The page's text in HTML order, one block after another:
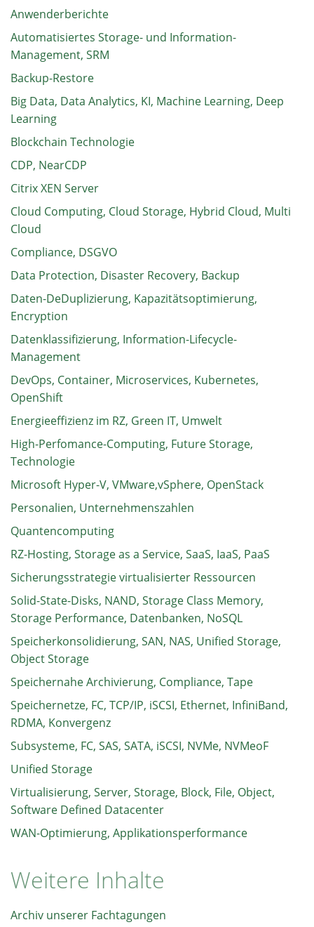
Anwenderberichte
Automatisiertes Storage- und Information-
Management, SRM
Backup-Restore
Big Data, Data Analytics, KI, Machine Learning, Deep
Learning
Blockchain Technologie
CDP, NearCDP
Citrix XEN Server
Cloud Computing, Cloud Storage, Hybrid Cloud, Multi
Cloud
Compliance, DSGVO
Data Protection, Disaster Recovery, Backup
Daten-DeDuplizierung, Kapazitätsoptimierung,
Encryption
Datenklassifizierung, Information-Lifecycle-
Management
DevOps, Container, Microservices, Kubernetes,
OpenShift
Energieeffizienz im RZ, Green IT, Umwelt
High-Perfomance-Computing, Future Storage,
Technologie
Microsoft Hyper-V, VMware,vSphere, OpenStack
Personalien, Unternehmenszahlen
Quantencomputing
RZ-Hosting, Storage as a Service, SaaS, IaaS, PaaS
Sicherungsstrategie virtualisierter Ressourcen
Solid-State-Disks, NAND, Storage Class Memory,
Storage Performance, Datenbanken, NoSQL
Speicherkonsolidierung, SAN, NAS, Unified Storage,
Object Storage
Speichernahe Archivierung, Compliance, Tape
Speichernetze, FC, TCP/IP, iSCSI, Ethernet, InfiniBand,
RDMA, Konvergenz
Subsysteme, FC, SAS, SATA, iSCSI, NVMe, NVMeoF
Unified Storage
Virtualisierung, Server, Storage, Block, File, Object,
Software Defined Datacenter
WAN-Optimierung, Applikationsperformance
Weitere Inhalte
Archiv unserer Fachtagungen